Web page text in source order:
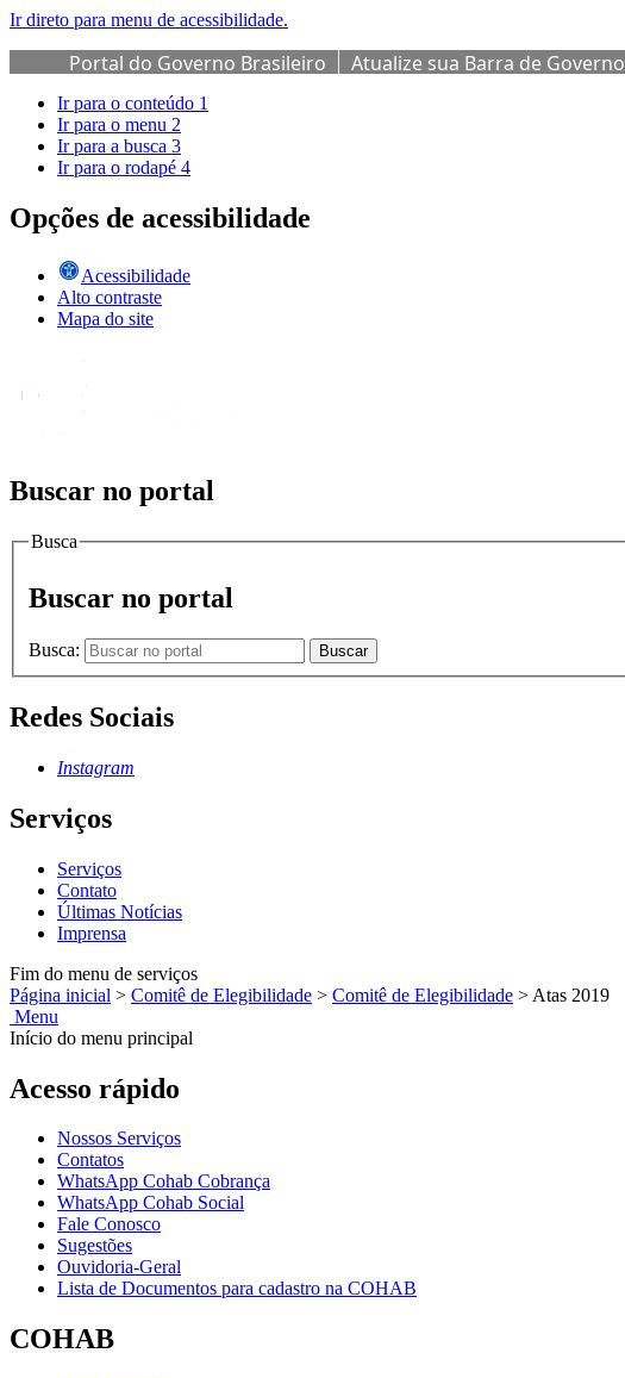
Ir direto para menu de acessibilidade.
Portal do Governo Brasileiro Atualize sua Barra de Governo
Ir para o conteúdo 1
Ir para o menu 2
Ir para a busca 3
Ir para o rodapé 4
Opções de acessibilidade
Acessibilidade
Alto contraste
Mapa do site
Buscar no portal
Busca
Buscar no portal
Busca: Buscar
Redes Sociais
Instagram
Serviços
Serviços
Contato
Últimas Notícias
Imprensa
Fim do menu de serviços
Página inicial > Comitê de Elegibilidade > Comitê de Elegibilidade > Atas 2019
Menu
Início do menu principal
Acesso rápido
Nossos Serviços
Contatos
WhatsApp Cohab Cobrança
WhatsApp Cohab Social
Fale Conosco
Sugestões
Ouvidoria-Geral
Lista de Documentos para cadastro na COHAB
COHAB